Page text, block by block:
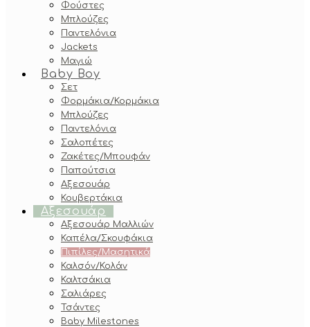
Φούστες
Μπλούζες
Παντελόνια
Jackets
Μαγιώ
Baby Boy
Σετ
Φορμάκια/Κορμάκια
Μπλούζες
Παντελόνια
Σαλοπέτες
Ζακέτες/Μπουφάν
Παπούτσια
Αξεσουάρ
Κουβερτάκια
Αξεσουάρ
Αξεσουάρ Μαλλιών
Καπέλα/Σκουφάκια
Πιπίλες/Μασητικά
Καλσόν/Κολάν
Καλτσάκια
Σαλιάρες
Τσάντες
Baby Milestones